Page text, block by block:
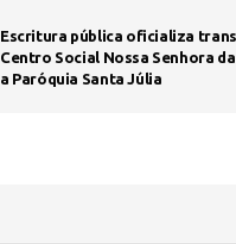
Escritura pública oficializa
Centro Social Nossa Senhora
a Paróquia Santa Júlia